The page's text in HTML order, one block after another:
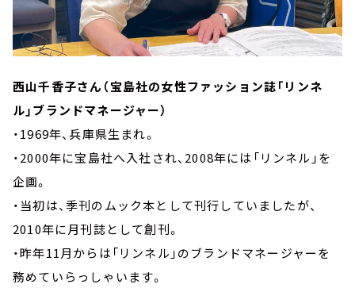
西山千香子さん（宝島社の女性ファッション誌「リンネ
ル」ブランドマネージャー）
・1969年、兵庫県生まれ。
・2000年に宝島社へ入社され、2008年には「リンネル」を
企画。
・当初は、季刊のムック本として刊行していましたが、
2010年に月刊誌として創刊。
・昨年11月からは「リンネル」のブランドマネージャーを
務めていらっしゃいます。